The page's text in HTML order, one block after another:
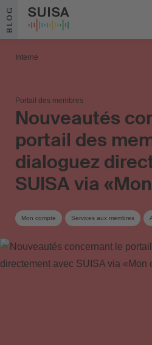
Aller au contenu
BLOG
Interne
Portail des membres
Nouveautés
portail des
dialoguez
SUISA via
Mon compte Services aux membres